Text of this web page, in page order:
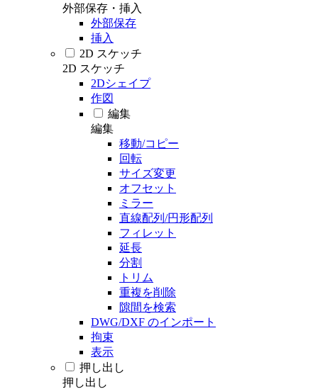
外部保存・挿入
外部保存
挿入
2D スケッチ
2D スケッチ
2Dシェイプ
作図
編集
編集
移動/コピー
回転
サイズ変更
オフセット
ミラー
直線配列/円形配列
フィレット
延長
分割
トリム
重複を削除
隙間を検索
DWG/DXF のインポート
拘束
表示
押し出し
押し出し